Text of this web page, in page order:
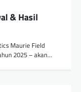
& Hasil
Maurie Field
2025 – akan…